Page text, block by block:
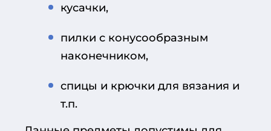
кусачки,
пилки с конусообразным
наконечником,
спицы и крючки для вязания и
т.п.